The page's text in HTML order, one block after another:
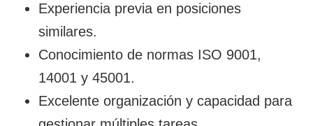
Experiencia previa en posiciones
similares.
Conocimiento de normas ISO 9001,
14001 y 45001.
Excelente organización y capacidad para